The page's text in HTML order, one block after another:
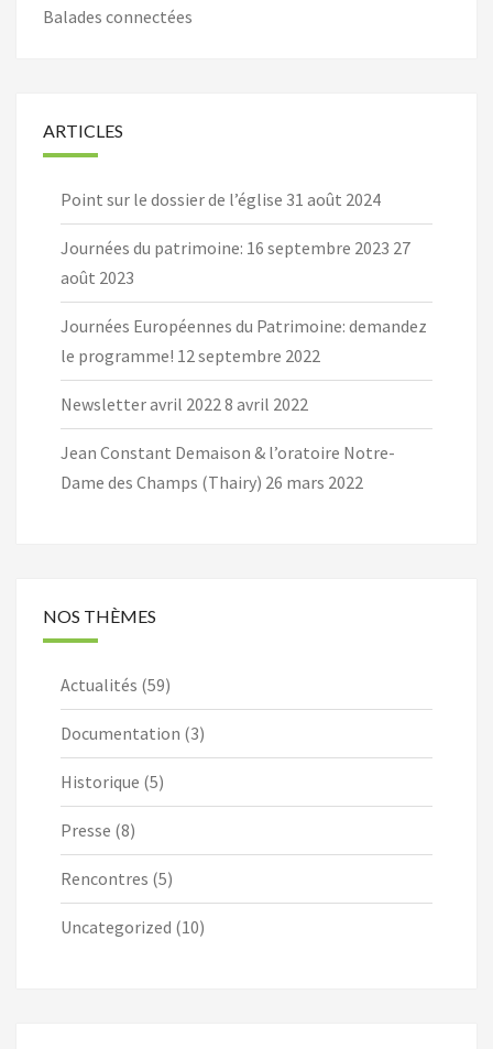
Balades connectées
ARTICLES
Point sur le dossier de l’église 31 août 2024
Journées du patrimoine: 16 septembre 2023 27
août 2023
Journées Européennes du Patrimoine: demandez
le programme! 12 septembre 2022
Newsletter avril 20228 avril 2022
Jean Constant Demaison & l’oratoire Notre-
Dame des Champs (Thairy) 26 mars 2022
NOS THÈMES
Actualités (59)
Documentation (3)
Historique (5)
Presse (8)
Rencontres (5)
Uncategorized (10)